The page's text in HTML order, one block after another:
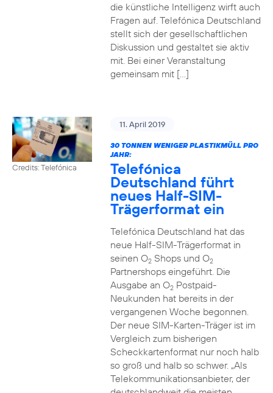
die künstliche Intelligenz wirft auch
Fragen auf. Telefónica Deutschland
stellt sich der gesellschaftlichen
Diskussion und gestaltet sie aktiv
mit. Bei einer Veranstaltung
gemeinsam mit […]
Credits: Telefónica
11. April 2019
30 TONNEN WENIGER PLASTIKMÜLL PRO
JAHR:
Telefónica
Deutschland führt
neues Half-SIM-
Trägerformat ein
Telefónica Deutschland hat das
neue Half-SIM-Trägerformat in
seinen O2Shops und O2
Partnershops eingeführt. Die
Ausgabe an O2Postpaid-
Neukunden hat bereits in der
vergangenen Woche begonnen.
Der neue SIM-Karten-Träger ist im
Vergleich zum bisherigen
Scheckkartenformat nur noch halb
so groß und halb so schwer. „Als
Telekommunikationsanbieter, der